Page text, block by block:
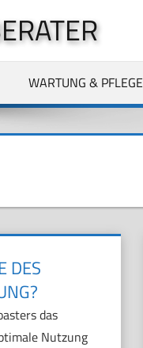
WARTUNG & PFLEGE
DES
das
Nutzung